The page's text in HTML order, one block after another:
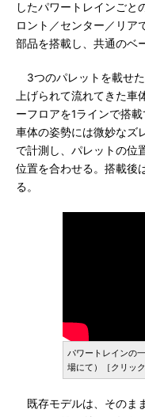
したパワートレインごと
ロント／センター／リア
部品を搭載し、共通のベ
3つのパレットを載せ
上げられて流れてきた
ーフロアを1ラインで搭
車体の姿勢には微妙なズ
で計測し、パレットの位
位置を合わせる。搭載後
る。
パワートレインの
場にて）［クリック
既存モデルは、そのま